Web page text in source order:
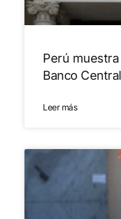
Perú
Banco
Leer más